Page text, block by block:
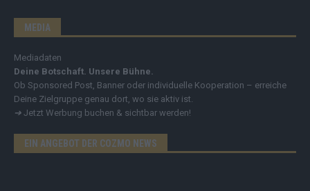
MEDIA
Mediadaten
Deine Botschaft. Unsere Bühne.
Ob Sponsored Post, Banner oder individuelle Kooperation – erreiche
Deine Zielgruppe genau dort, wo sie aktiv ist.
➔ Jetzt Werbung buchen & sichtbar werden!
EIN ANGEBOT DER COZMO NEWS